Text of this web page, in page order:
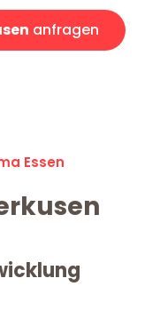
anfragen
Essen